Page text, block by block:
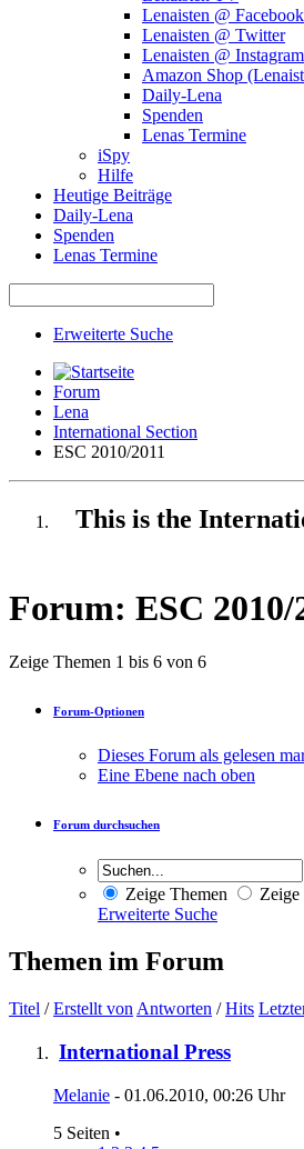
Lenaisten @ Facebook
Lenaisten @ Twitter
Lenaisten @ Instagram
Amazon Shop
Daily-Lena
Spenden
Lenas Termine
iSpy
Hilfe
Heutige Beiträge
Daily-Lena
Spenden
Lenas Termine
Erweiterte Suche
Forum
Lena
International Section
ESC 2010/2011
This is the
Forum: ESC 2010/
Zeige Themen 1 bis 6 von 6
Forum-Optionen
Dieses Forum als gelesen
Eine Ebene nach oben
Forum durchsuchen
Zeige Themen
Zeige
Erweiterte Suche
Themen im Forum
Titel /Erstellt von Antworten /Hits
International Press
Melanie - 01.06.2010, 00:26 Uhr
5 Seiten •